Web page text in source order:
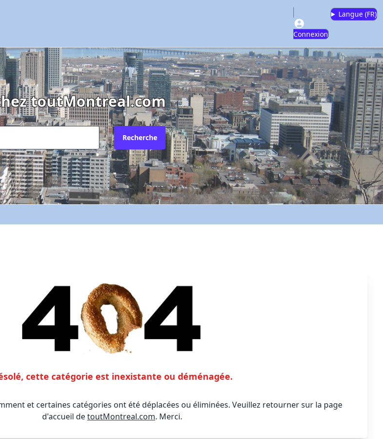
Connexion
Langue (FR)
toutMontreal.com
Recherche
cette catégorie est inexistante ou déménagée.
et certaines catégories ont été déplacées ou éliminées. Veuillez retourner sur la page
d'accueil detoutMontreal.com. Merci.